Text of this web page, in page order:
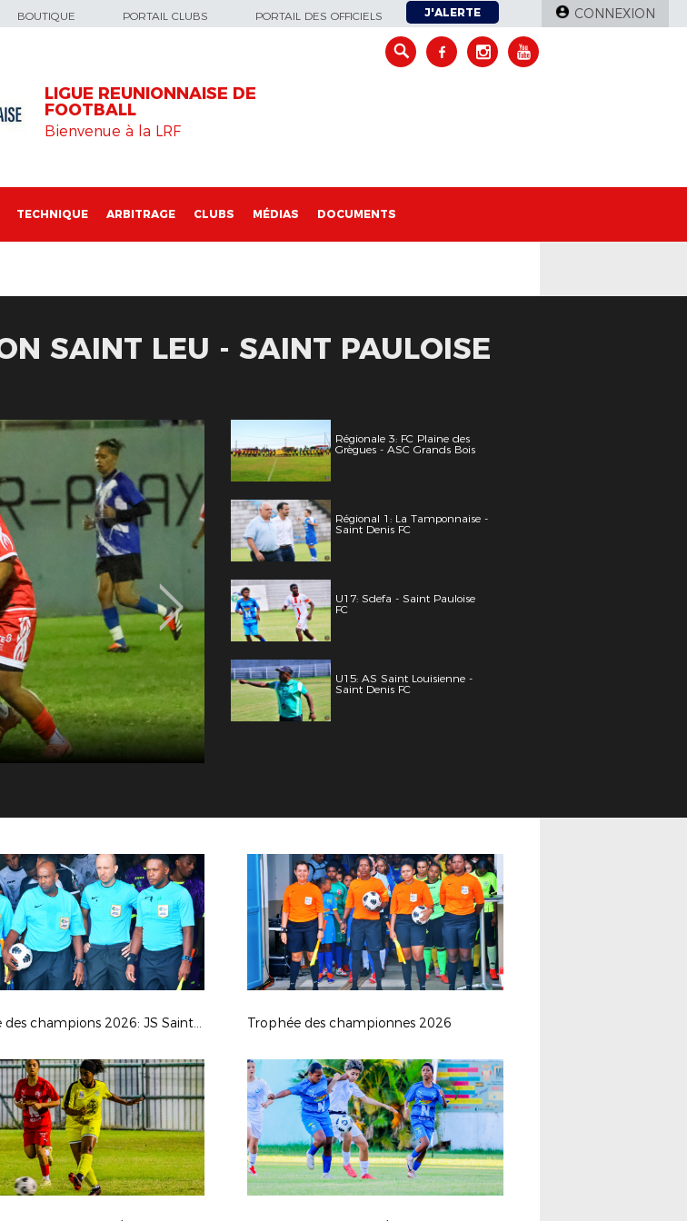
BOUTIQUE PORTAIL CLUBS PORTAIL DES OFFICIELS J'ALERTE CONNEXION
LIGUE REUNIONNAISE DE
FOOTBALL
Bienvenue à la LRF
TECHNIQUE ARBITRAGE CLUBS MÉDIAS DOCUMENTS
SAINT LEU - SAINT PAULOISE
Régionale 3: FC Plaine des
Grègues - ASC Grands Bois
Régional 1: La Tamponnaise -
Saint Denis FC
U17: Sdefa - Saint Pauloise
FC
U15: AS Saint Louisienne -
Saint Denis FC
Trophée des champions 2026: JS Saint Pierroise - AS Jeanne D'Arc Trophée des championnes 2026